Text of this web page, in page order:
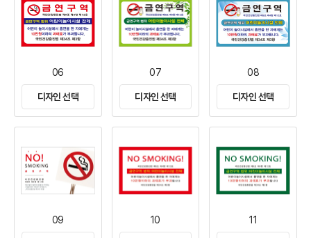
06
디자인 선택
07
디자인 선택
08
디자인 선택
09 10 11